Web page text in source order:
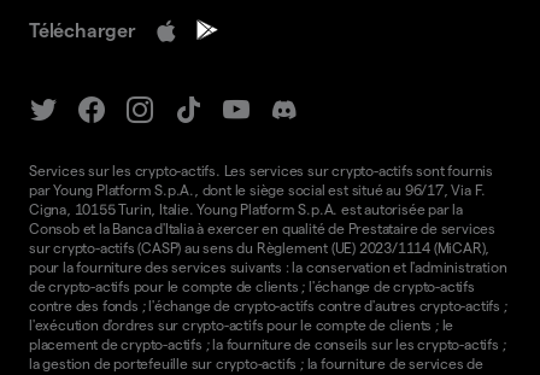
Télécharger
Services sur les crypto-actifs. Les services sur crypto-actifs sont fournis
par Young Platform S.p.A., dont le siège social est situé au 96/17, Via F.
Cigna, 10155 Turin, Italie. Young Platform S.p.A. est autorisée par la
Consob et la Banca d'Italia à exercer en qualité de Prestataire de services
sur crypto-actifs (CASP) au sens du Règlement (UE) 2023/1114 (MiCAR),
pour la fourniture des services suivants : la conservation et l'administration
de crypto-actifs pour le compte de clients ; l'échange de crypto-actifs
contre des fonds ; l'échange de crypto-actifs contre d'autres crypto-actifs ;
l'exécution d'ordres sur crypto-actifs pour le compte de clients ; le
placement de crypto-actifs ; la fourniture de conseils sur les crypto-actifs ;
la gestion de portefeuille sur crypto-actifs ; la fourniture de services de